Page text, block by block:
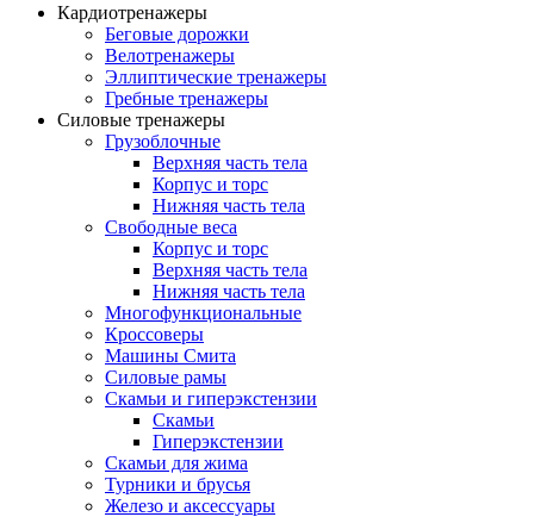
Кардиотренажеры
Беговые дорожки
Велотренажеры
Эллиптические тренажеры
Гребные тренажеры
Силовые тренажеры
Грузоблочные
Верхняя часть тела
Корпус и торс
Нижняя часть тела
Свободные веса
Корпус и торс
Верхняя часть тела
Нижняя часть тела
Многофункциональные
Кроссоверы
Машины Смита
Силовые рамы
Скамьи и гиперэкстензии
Скамьи
Гиперэкстензии
Скамьи для жима
Турники и брусья
Железо и аксессуары